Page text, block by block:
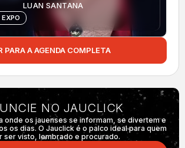
LUAN SANTANA
PARA A AGENDA COMPLETA
NO JAUCLICK
onde os jauenses se informam, se divertem e
os dias. O Jauclick é o palco ideal para quem
ser visto, lembrado e procurado.